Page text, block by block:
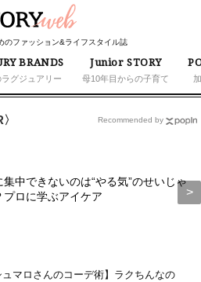
のファッション&ライフスタイル誌
BRANDS
グジュアリー
Junior STORY
母10年目からの子育て
集中できないのは“やる気”のせいじゃ
プロに学ぶアイケア
Recommended by
ュマロさんのコーデ術】ラクちんなの